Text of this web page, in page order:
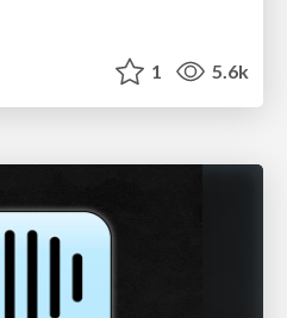
1 5.6k